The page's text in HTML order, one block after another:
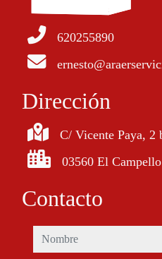
620255890
Dirección
C/ Vicente Paya, 2
03560 El Campello
Contacto
nombre